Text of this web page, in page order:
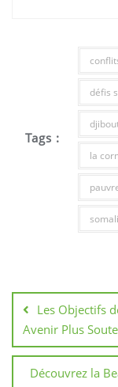
Tags :
défis
la
de
l’article
Les Objectifs
Avenir Plus
Découvrez la